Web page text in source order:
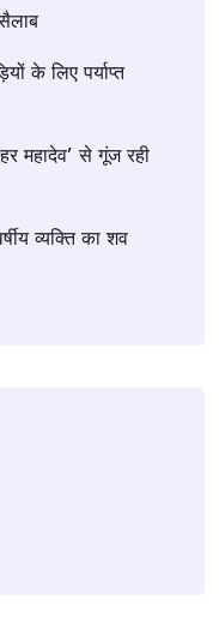
के लिए पर्याप्त
महादेव’ से गूंज रही
व्यक्ति का शव